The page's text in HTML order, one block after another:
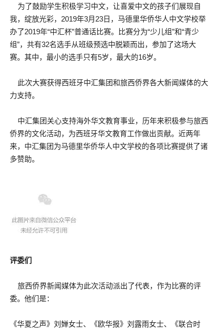
为了鼓励学生积极学习中文，让喜爱中文的孩子们展现自
我，绽放光彩，2019年3月23日，马德里华侨华人中文学校举
办了2019年“中汇杯”普通话比赛。比赛分为“少儿组”和“青少
组”，共有32名选手从班级预选中脱颖而出，参加了这场大
赛。其中，最小的选手只有5岁，最大的16岁。
此次大赛获得西班牙中汇集团和旅西侨界各大新闻媒体的大
力支持。
中汇集团关心支持海外华文教育事业，历年来积极参与旅西
侨界的文化活动，为西班牙华文教育工作做出贡献。近两年
来，中汇集团为马德里华侨华人中文学校的各项比赛提供了诸
多赞助。
评委们
旅西侨界新闻媒体为此次活动派出了代表，作为比赛的评
委。他们是：
《华夏之声》刘婵女士、《欧华报》刘露雨女士、《联合时